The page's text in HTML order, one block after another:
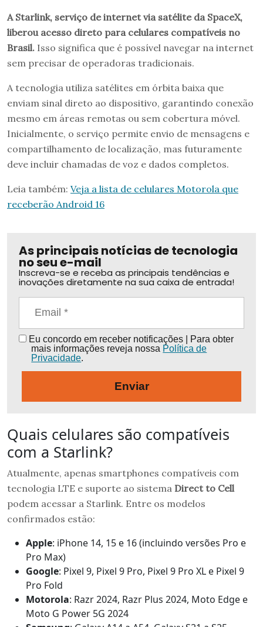
A Starlink, serviço de internet via satélite da SpaceX,
liberou acesso direto para celulares compatíveis no
Brasil. Isso significa que é possível navegar na internet
sem precisar de operadoras tradicionais.
A tecnologia utiliza satélites em órbita baixa que
enviam sinal direto ao dispositivo, garantindo conexão
mesmo em áreas remotas ou sem cobertura móvel.
Inicialmente, o serviço permite envio de mensagens e
compartilhamento de localização, mas futuramente
deve incluir chamadas de voz e dados completos.
Leia também: Veja a lista de celulares Motorola que
receberão Android 16
As principais notícias de tecnologia
no seu e-mail
Inscreva-se e receba as principais tendências e
inovações diretamente na sua caixa de entrada!
Eu concordo em receber notificações | Para obter
mais informações reveja nossa Política de
Privacidade.
Enviar
Quais celulares são compatíveis
com a Starlink?
Atualmente, apenas smartphones compatíveis com
tecnologia LTE e suporte ao sistema Direct to Cell
podem acessar a Starlink. Entre os modelos
confirmados estão:
Apple: iPhone 14, 15 e 16 (incluindo versões Pro e
Pro Max)
Google: Pixel 9, Pixel 9 Pro, Pixel 9 Pro XL e Pixel 9
Pro Fold
Motorola: Razr 2024, Razr Plus 2024, Moto Edge e
Moto G Power 5G 2024